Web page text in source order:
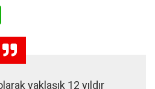
yaklaşık 12 yıldır